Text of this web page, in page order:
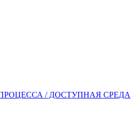
/ ДОСТУПНАЯ СРЕДА